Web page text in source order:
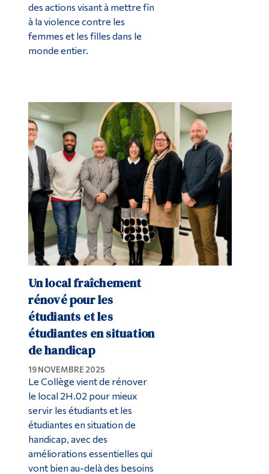
des actions visant à mettre fin
à la violence contre les
femmes et les filles dans le
monde entier.
Un local fraîchement
rénové pour les
étudiants et les
étudiantes en situation
de handicap
19 NOVEMBRE 2025
Le Collège vient de rénover
le local 2H.02 pour mieux
servir les étudiants et les
étudiantes en situation de
handicap, avec des
améliorations essentielles qui
vont bien au-delà des besoins